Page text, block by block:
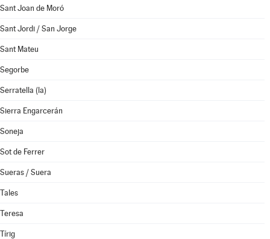
Sant Joan de Moró
Sant Jordi / San Jorge
Sant Mateu
Segorbe
Serratella (la)
Sierra Engarcerán
Soneja
Sot de Ferrer
Sueras / Suera
Tales
Teresa
Tírig